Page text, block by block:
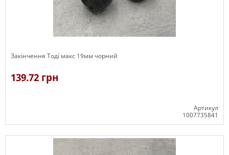
Закінчення Тоді макс 19мм чорний
139.72 грн
Артикул
1007735841